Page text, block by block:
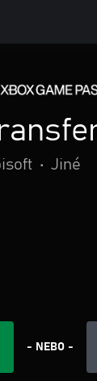
• Jiné
- NEBO -